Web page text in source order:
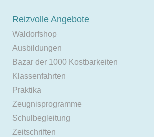
Reizvolle Angebote
Waldorfshop
Ausbildungen
Bazar der 1000 Kostbarkeiten
Klassenfahrten
Praktika
Zeugnisprogramme
Schulbegleitung
Zeitschriften